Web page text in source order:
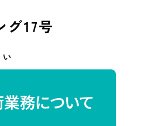
グ17号